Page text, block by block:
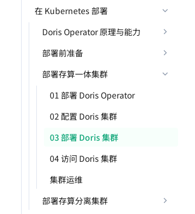
在 Kubernetes 部署
Doris Operator 原理与能力
部署前准备
部署存算一体集群
01 部署 Doris Operator
02 配置 Doris 集群
03 部署 Doris 集群
04 访问 Doris 集群
集群运维
部署存算分离集群